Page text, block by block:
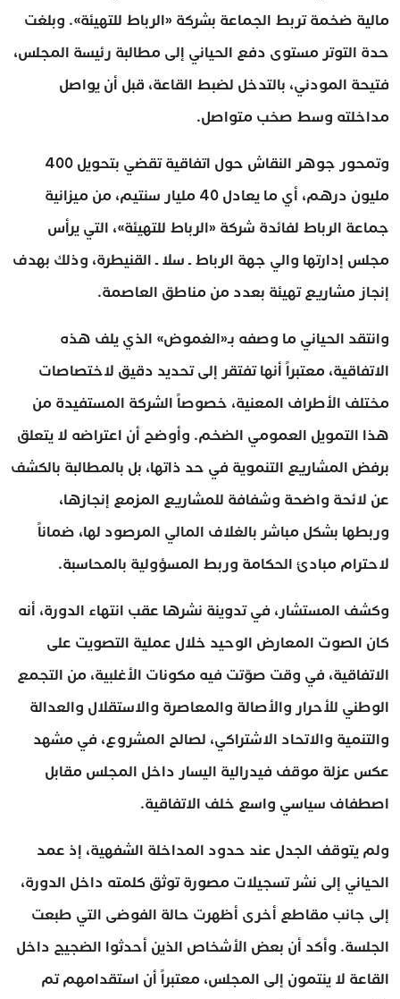
مالية ضخمة تربط الجماعة بشركة «الرباط للتهيئة». وبلغت
حدة التوتر مستوى دفع الحياني إلى مطالبة رئيسة المجلس،
فتيحة المودني، بالتدخل لضبط القاعة، قبل أن يواصل
مداخلته وسط صخب متواصل.
وتمحور جوهر النقاش حول اتفاقية تقضي بتحويل 400
مليون درهم، أي ما يعادل 40 مليار سنتيم، من ميزانية
جماعة الرباط لفائدة شركة «الرباط للتهيئة»، التي يرأس
مجلس إدارتها والي جهة الرباط ـ سلا ـ القنيطرة، وذلك بهدف
إنجاز مشاريع تهيئة بعدد من مناطق العاصمة.
وانتقد الحياني ما وصفه بـ«الغموض» الذي يلف هذه
الاتفاقية، معتبراً أنها تفتقر إلى تحديد دقيق لاختصاصات
مختلف الأطراف المعنية، خصوصاً الشركة المستفيدة من
هذا التمويل العمومي الضخم. وأوضح أن اعتراضه لا يتعلق
برفض المشاريع التنموية في حد ذاتها، بل بالمطالبة بالكشف
عن لائحة واضحة وشفافة للمشاريع المزمع إنجازها،
وربطها بشكل مباشر بالغلاف المالي المرصود لها، ضماناً
لاحترام مبادئ الحكامة وربط المسؤولية بالمحاسبة.
وكشف المستشار، في تدوينة نشرها عقب انتهاء الدورة، أنه
كان الصوت المعارض الوحيد خلال عملية التصويت على
الاتفاقية، في وقت صوّتت فيه مكونات الأغلبية، من التجمع
الوطني للأحرار والأصالة والمعاصرة والاستقلال والعدالة
والتنمية والاتحاد الاشتراكي، لصالح المشروع، في مشهد
عكس عزلة موقف فيدرالية اليسار داخل المجلس مقابل
اصطفاف سياسي واسع خلف الاتفاقية.
ولم يتوقف الجدل عند حدود المداخلة الشفهية، إذ عمد
الحياني إلى نشر تسجيلات مصورة توثق كلمته داخل الدورة،
إلى جانب مقاطع أخرى أظهرت حالة الفوضى التي طبعت
الجلسة. وأكد أن بعض الأشخاص الذين أحدثوا الضجيج داخل
القاعة لا ينتمون إلى المجلس، معتبراً أن استقدامهم تم